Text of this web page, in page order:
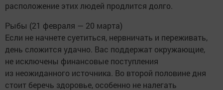
расположение этих людей продлится долго.
Рыбы (21 февраля — 20 марта)
Если не начнете суетиться, нервничать и переживать,
день сложится удачно. Вас поддержат окружающие,
не исключены финансовые поступления
из неожиданного источника. Во второй половине дня
стоит беречь здоровье, особенно не налегать